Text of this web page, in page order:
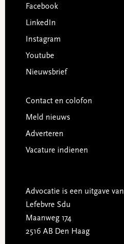
Facebook
LinkedIn
Instagram
Youtube
Nieuwsbrief
Contact en colofon
Meld nieuws
Adverteren
Vacature indienen
Advocatie is een uitgave van
Lefebvre Sdu
Maanweg 174
2516 AB Den Haag